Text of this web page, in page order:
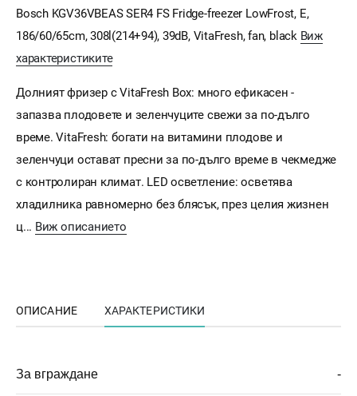
Bosch KGV36VBEAS SER4 FS Fridge-freezer LowFrost, E,
186/60/65cm, 308l(214+94), 39dB, VitaFresh, fan, black Виж
характеристиките
Долният фризер с VitaFresh Box: много ефикасен -
запазва плодовете и зеленчуците свежи за по-дълго
време. VitaFresh: богати на витамини плодове и
зеленчуци остават пресни за по-дълго време в чекмедже
с контролиран климат. LED осветление: осветява
хладилника равномерно без блясък, през целия жизнен
ц... Виж описанието
ОПИСАНИЕ ХАРАКТЕРИСТИКИ
За вграждане -